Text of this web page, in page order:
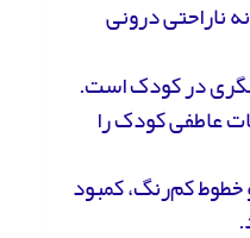
ناراحتی درونی
در کودک است.
عاطفی کودک را
خطوط کم‌رنگ، کمبود